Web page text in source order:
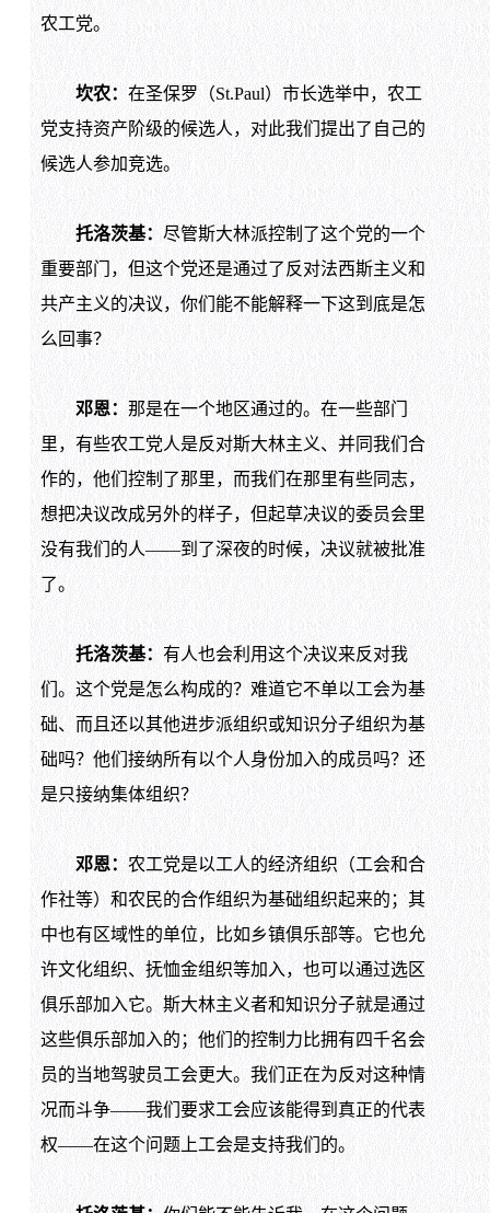
农工党。
坎农： 在圣保罗（St.Paul）市长选举中，农工
党支持资产阶级的候选人，对此我们提出了自己的
候选人参加竞选。
托洛茨基： 尽管斯大林派控制了这个党的一个
重要部门，但这个党还是通过了反对法西斯主义和
共产主义的决议，你们能不能解释一下这到底是怎
么回事？
邓恩： 那是在一个地区通过的。在一些部门
里，有些农工党人是反对斯大林主义、并同我们合
作的，他们控制了那里，而我们在那里有些同志，
想把决议改成另外的样子，但起草决议的委员会里
没有我们的人——到了深夜的时候，决议就被批准
了。
托洛茨基： 有人也会利用这个决议来反对我
们。这个党是怎么构成的？难道它不单以工会为基
础、而且还以其他进步派组织或知识分子组织为基
础吗？他们接纳所有以个人身份加入的成员吗？还
是只接纳集体组织？
邓恩： 农工党是以工人的经济组织（工会和合
作社等）和农民的合作组织为基础组织起来的；其
中也有区域性的单位，比如乡镇俱乐部等。它也允
许文化组织、抚恤金组织等加入，也可以通过选区
俱乐部加入它。斯大林主义者和知识分子就是通过
这些俱乐部加入的；他们的控制力比拥有四千名会
员的当地驾驶员工会更大。我们正在为反对这种情
况而斗争——我们要求工会应该能得到真正的代表
权——在这个问题上工会是支持我们的。